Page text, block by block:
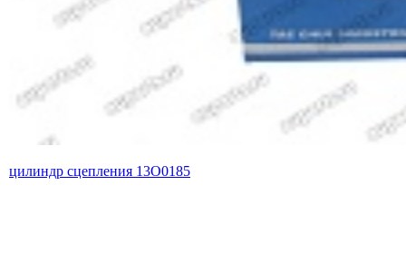
цилиндр сцепления 13O0185